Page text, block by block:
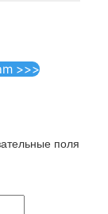
>>>
поля